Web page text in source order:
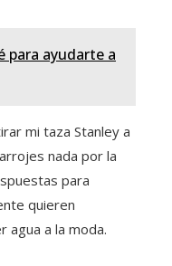
para ayudarte a
mi taza Stanley a
nada por la
para
quieren
agua a la moda.